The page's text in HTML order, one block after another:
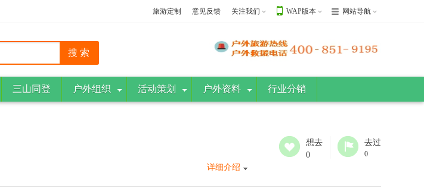
旅游定制 意见反馈 关注我们 WAP版本 网站导航
三山同登 户外组织 活动策划 户外资料 行业分销
想去
0
去过
0
详细介绍